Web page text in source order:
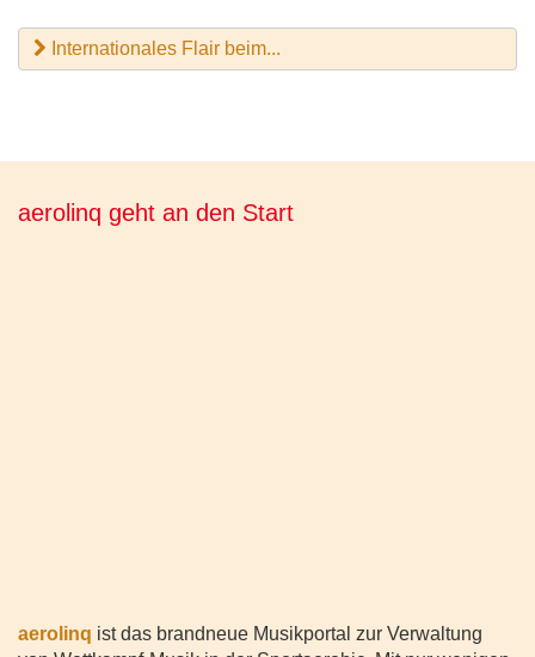
Internationales Flair beim...
aerolinq geht an den Start
aerolinq ist das brandneue Musikportal zur Verwaltung